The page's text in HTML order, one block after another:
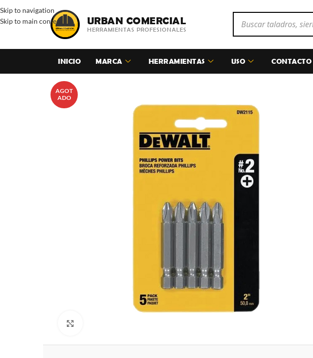
Skip to navigation
Skip to main content
URBAN COMERCIAL
HERRAMIENTAS PROFESIONALES
INICIO MARCA HERRAMIENTAS USO CONTACTO
AGOT
ADO